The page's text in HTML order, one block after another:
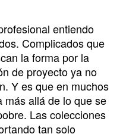
entiendo
Complicados que
la forma por la
de proyecto ya no
Y es que en muchos
más allá de lo que se
Las colecciones
tan solo